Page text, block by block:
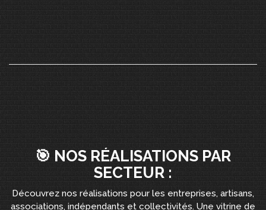
🎯 NOS RÉALISATIONS PAR
SECTEUR :
Découvrez nos réalisations pour les entreprises, artisans,
associations, indépendants et collectivités. Une vitrine de